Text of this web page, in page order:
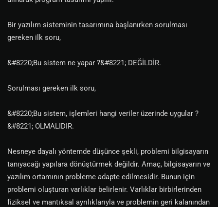
Bir yazılım sisteminin tasarımına başlanırken sorulması
gereken ilk soru,
&#8220;Bu sistem ne yapar ?&#8221; DEĞİLDİR.
Sorulması gereken ilk soru,
&#8220;Bu sistem, işlemleri hangi veriler üzerinde uygular ?
&#8221; OLMALIDIR.
Nesneye dayalı yöntemde düşünce şekli, problemi bilgisayarın
tanıyacağı yapılara dönüştürmek değildir. Amaç, bilgisayarın ve
yazılım ortamının probleme adapte edilmesidir. Bunun için
problemi oluşturan varlıklar belirlenir. Varlıklar birbirlerinden
fiziksel ve mantıksal ayrılıklarıyla ve problemin geri kalanından